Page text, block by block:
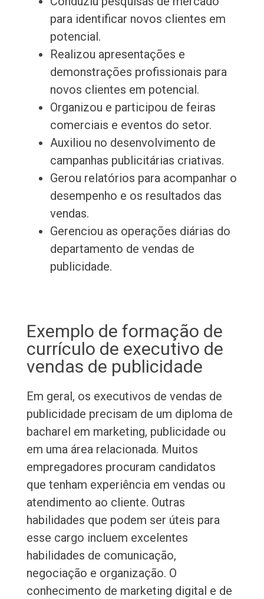
para identificar novos clientes em
potencial.
Realizou apresentações e
demonstrações profissionais para
novos clientes em potencial.
Organizou e participou de feiras
comerciais e eventos do setor.
Auxiliou no desenvolvimento de
campanhas publicitárias criativas.
Gerou relatórios para acompanhar o
desempenho e os resultados das
vendas.
Gerenciou as operações diárias do
departamento de vendas de
publicidade.
Exemplo de formação de
currículo de executivo de
vendas de publicidade
Em geral, os executivos de vendas de
publicidade precisam de um diploma de
bacharel em marketing, publicidade ou
em uma área relacionada. Muitos
empregadores procuram candidatos
que tenham experiência em vendas ou
atendimento ao cliente. Outras
habilidades que podem ser úteis para
esse cargo incluem excelentes
habilidades de comunicação,
negociação e organização. O
conhecimento de marketing digital e de